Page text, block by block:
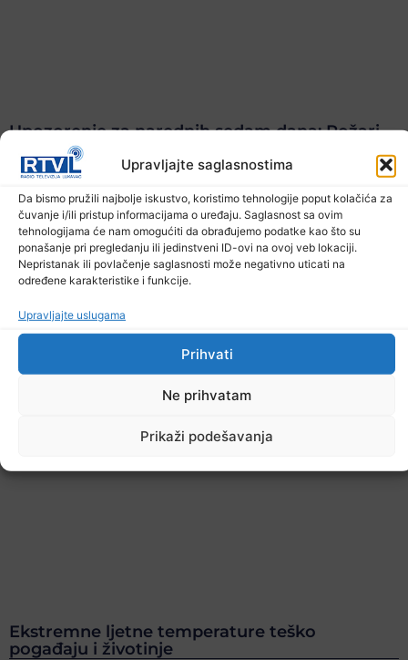
Upravljajte saglasnostima
Da bismo pružili najbolje iskustvo, koristimo tehnologije poput kolačića za
čuvanje i/ili pristup informacijama o uređaju. Saglasnost sa ovim
tehnologijama će nam omogućiti da obrađujemo podatke kao što su
ponašanje pri pregledanju ili jedinstveni ID-ovi na ovoj veb lokaciji.
Nepristanak ili povlačenje saglasnosti može negativno uticati na
određene karakteristike i funkcije.
Upravljajte uslugama
Prihvati
Ne prihvatam
Prikaži podešavanja
Upozorenje za narednih sedam dana: Požari
prijete Balkanu, u rizičnoj zoni nalazi se i BiH
6. Augusta 2026.
Ekstremne ljetne temperature teško
pogađaju i životinje